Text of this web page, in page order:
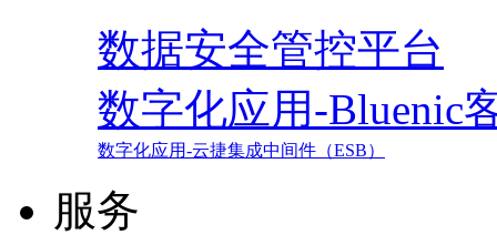
数据安全管控平台
数字化应用-Bluenic
数字化应用-云捷集成中间件（ESB）
服务